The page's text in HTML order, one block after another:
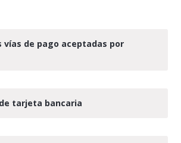
vías de pago aceptadas por
tarjeta bancaria